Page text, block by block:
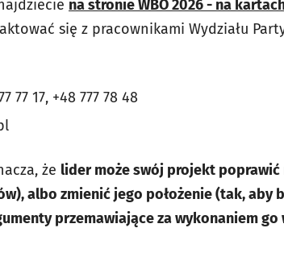
na stronie WBO 2026 - na
się z pracownikami Wydziału
77 17, +48 777 78 48
że lider może swój projekt poprawić
albo zmienić jego położenie (tak, aby
przemawiające za wykonaniem